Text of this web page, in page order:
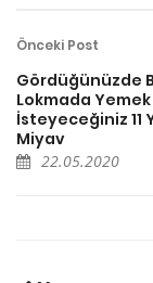
Önceki Post
Gördüğünüzde
Lokmada Yemek
İsteyeceğiniz 11
Miyav
22.05.2020